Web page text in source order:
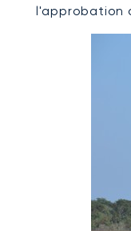
l'approbation